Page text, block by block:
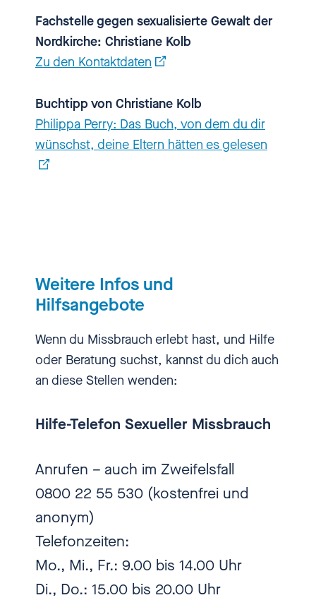
[00:02:02.830] - Christiane Kolb
Ich hoffe nicht, weil es eigentlich
eine Einladung sein soll und auch
gleich eine sozusagen eine
Markierung. Es geht von Anfang
oder wie man...sexuelle Bildung
lebenslang ist.
[00:02:23.010] - Nadia Kailouli
Wie bist du dazu gekommen? Ich
hast lange für „Men's Health“ und
und da dachte ich: Krass! Und
wie kommt man dann da hin,
dass man sagt, okay, ich muss
mich jetzt mal mit dem Thema
Sexualerziehung bei Kindern und
Jugendlichen damit befassen?
Wie kam das?
Fachstelle gegen sexualisierte Gewalt der
Nordkirche: Christiane Kolb
Zu den Kontaktdaten
Buchtipp von Christiane Kolb
Philippa Perry: Das Buch, von dem du dir
wünschst, deine Eltern hätten es gelesen
Weitere Infos und
Hilfsangebote
Wenn du Missbrauch erlebt hast, und Hilfe
oder Beratung suchst, kannst du dich auch
an diese Stellen wenden:
Hilfe-Telefon Sexueller Missbrauch
Anrufen – auch im Zweifelsfall
0800 22 55 530 (kostenfrei und
anonym)
Telefonzeiten:
Mo., Mi., Fr.: 9.00 bis 14.00 Uhr
Di., Do.: 15.00 bis 20.00 Uhr